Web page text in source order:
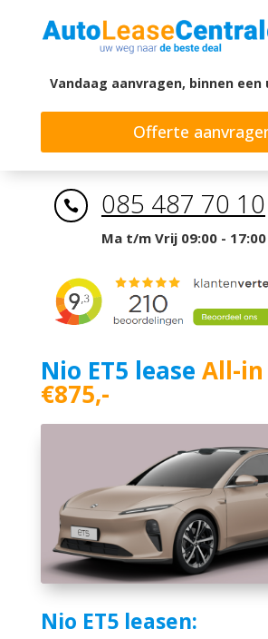
Vandaag aanvragen, binnen
Offerte
 085 487 70 10
Ma t/m Vrij 09:00 - 17:00
Nio ET5 lease All-in
€875,-
Nio ET5 leasen: